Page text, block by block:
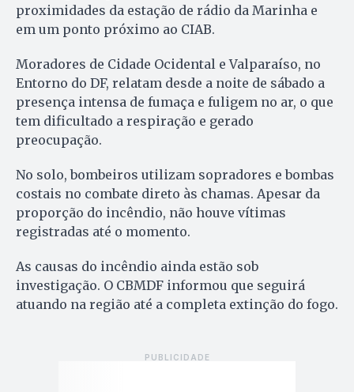
proximidades da estação de rádio da Marinha e
em um ponto próximo ao CIAB.
Moradores de Cidade Ocidental e Valparaíso, no
Entorno do DF, relatam desde a noite de sábado a
presença intensa de fumaça e fuligem no ar, o que
tem dificultado a respiração e gerado
preocupação.
No solo, bombeiros utilizam sopradores e bombas
costais no combate direto às chamas. Apesar da
proporção do incêndio, não houve vítimas
registradas até o momento.
As causas do incêndio ainda estão sob
investigação. O CBMDF informou que seguirá
atuando na região até a completa extinção do fogo.